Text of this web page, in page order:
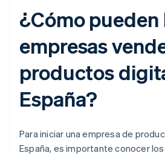
¿Cómo pueden
empresas
productos
España?
Para iniciar una empresa de
España, es importante conocer